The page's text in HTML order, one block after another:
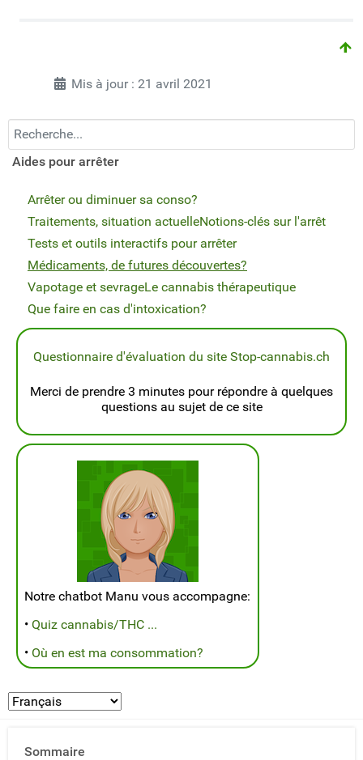
Mis à jour : 21 avril 2021
Recherchez...
Aides pour arrêter
Arrêter ou diminuer sa conso?
Traitements, situation actuelleNotions-clés sur l'arrêt
Tests et outils interactifs pour arrêter
Médicaments, de futures découvertes?
Vapotage et sevrageLe cannabis thérapeutique
Que faire en cas d'intoxication?
Questionnaire d'évaluation du site Stop-cannabis.ch
Merci de prendre 3 minutes pour répondre à quelques
questions au sujet de ce site
Notre chatbot Manu vous accompagne:
• Quiz cannabis/THC ...
• Où en est ma consommation?
Sommaire